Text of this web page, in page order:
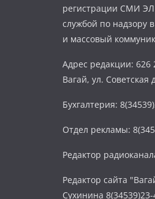
регистрации СМИ
службой по надзору
и массовый
Адрес редакции: 626
Вагай, ул. Советская
Бухгалтерия:
Отдел рекламы:
Редактор
Редактор сайта
Сухинина 8(34539)23-